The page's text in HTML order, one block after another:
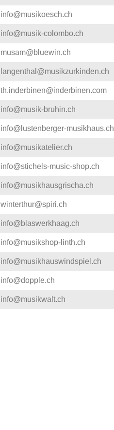
info@musikoesch.ch
info@musik-colombo.ch
musam@bluewin.ch
langenthal@musikzurkinden.ch
th.inderbinen@inderbinen.com
info@musik-bruhin.ch
info@lustenberger-musikhaus.ch
info@musikatelier.ch
info@stichels-music-shop.ch
info@musikhausgrischa.ch
winterthur@spiri.ch
info@blaswerkhaag.ch
info@musikshop-linth.ch
info@musikhauswindspiel.ch
info@dopple.ch
info@musikwalt.ch